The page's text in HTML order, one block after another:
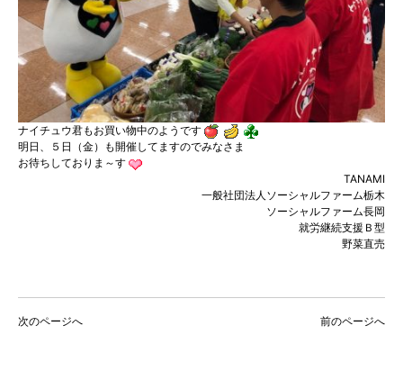
ナイチュウ君もお買い物中のようです
明日、５日（金）も開催してますのでみなさま
お待ちしておりま～す
TANAMI
一般社団法人ソーシャルファーム栃木
ソーシャルファーム長岡
就労継続支援Ｂ型
野菜直売
前のページへ
次のページへ